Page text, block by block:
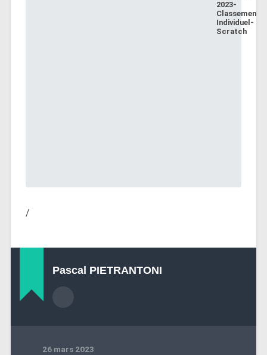
2023-
Classement-
Individuel-
Scratch
/
Pascal PIETRANTONI
26 mars 2023